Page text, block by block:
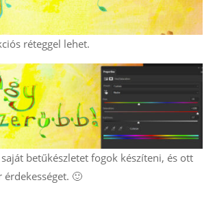
réteggel lehet.
betűkészletet fogok készíteni, és ott
🙂